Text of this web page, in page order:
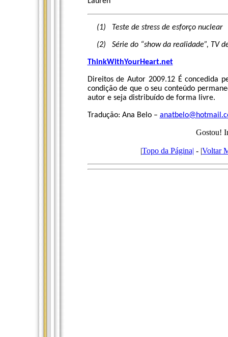
(1) Teste de stress de esforço nuclear
(2) Série do “show da realidade”, TV
ThinkWithYourHeart.net
Direitos de Autor 2009.12 É concedida
condição de que o seu conteúdo
autor e seja distribuído de forma livre.
Tradução: Ana Belo –
Gostou!
|Topo da Página| - |Voltar